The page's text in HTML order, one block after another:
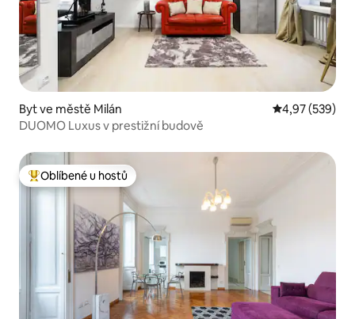
Byt ve městě Milán Průměrné
4,97 (539)
DUOMO Luxus v prestižní budově
Nejlepší v kategorii Oblíbené u hostů
Oblíbené u hostů